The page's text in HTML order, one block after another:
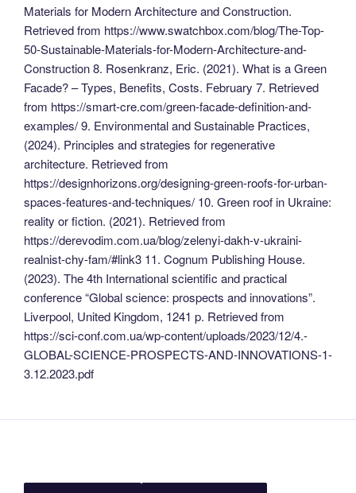
Materials for Modern Architecture and Construction.
Retrieved from https://www.swatchbox.com/blog/The-Top-
50-Sustainable-Materials-for-Modern-Architecture-and-
Construction 8. Rosenkranz, Eric. (2021). What is a Green
Facade? – Types, Benefits, Costs. February 7. Retrieved
from https://smart-cre.com/green-facade-definition-and-
examples/ 9. Environmental and Sustainable Practices,
(2024). Principles and strategies for regenerative
architecture. Retrieved from
https://designhorizons.org/designing-green-roofs-for-urban-
spaces-features-and-techniques/ 10. Green roof in Ukraine:
reality or fiction. (2021). Retrieved from
https://derevodim.com.ua/blog/zelenyi-dakh-v-ukraini-
realnist-chy-fam/#link3 11. Cognum Publishing House.
(2023). The 4th International scientific and practical
conference “Global science: prospects and innovations”.
Liverpool, United Kingdom, 1241 p. Retrieved from
https://sci-conf.com.ua/wp-content/uploads/2023/12/4.-
GLOBAL-SCIENCE-PROSPECTS-AND-INNOVATIONS-1-
3.12.2023.pdf